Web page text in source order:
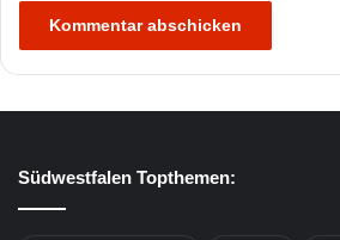
Südwestfalen Topthemen: